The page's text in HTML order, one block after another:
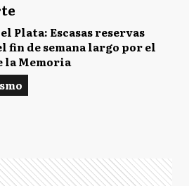
Plata: Escasas reservas
fin de semana largo por el
la Memoria